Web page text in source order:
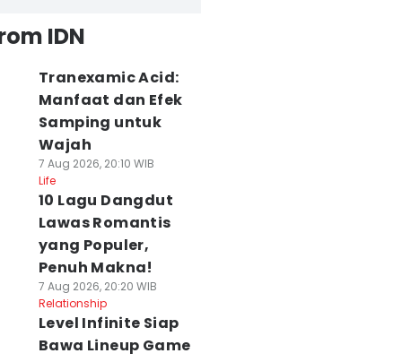
IDN
Tranexamic Acid:
Manfaat dan Efek
Samping untuk
Wajah
7 Aug 2026, 20:10 WIB
Life
10 Lagu Dangdut
Lawas Romantis
yang Populer,
Penuh Makna!
7 Aug 2026, 20:20 WIB
Relationship
Level Infinite Siap
Bawa Lineup Game